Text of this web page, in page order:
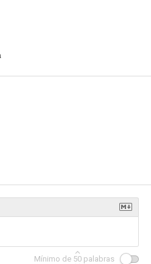
Mínimo de 50 palabras